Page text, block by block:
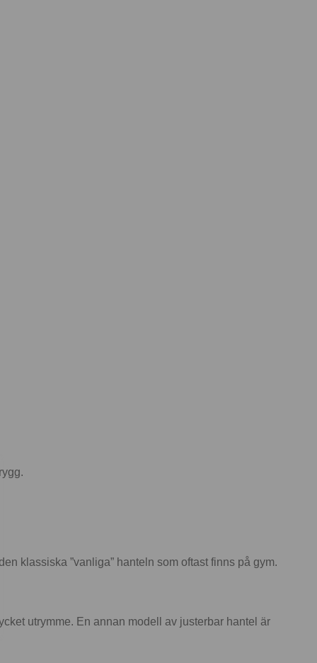
klassiska ”vanliga” hanteln som oftast finns på gym.
utrymme. En annan modell av justerbar hantel är